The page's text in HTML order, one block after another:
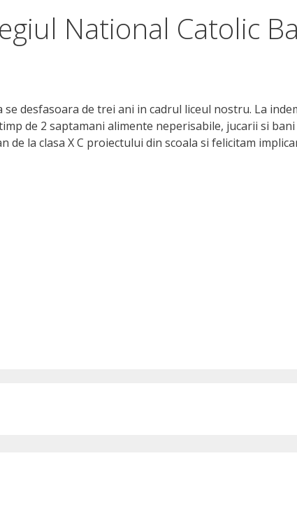
National Catolic
desfasoara de trei ani in cadrul liceul nostru. La
de 2 saptamani alimente neperisabile, jucarii si
la clasa X C proiectului din scoala si felicitam